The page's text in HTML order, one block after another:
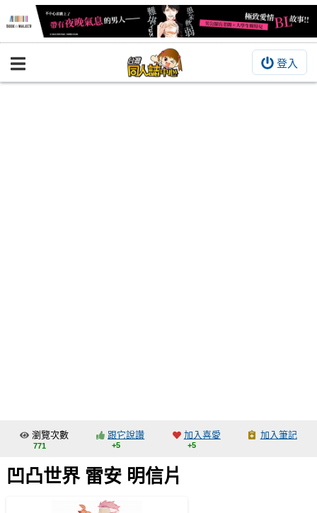
登入
BOOKY書集倉庫
交流中心
攤位轉讓區
瀏覽次數
771
跟它說讚
+5
加入喜愛
+5
加入筆記
凹凸世界 雷安 明信片